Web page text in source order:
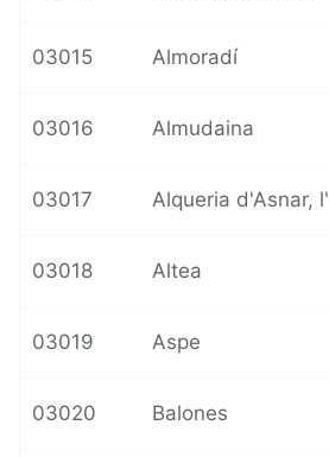
03015 Almoradí
03016 Almudaina
03017 Alqueria d'Asnar, l'
03018 Altea
03019 Aspe
03020 Balones